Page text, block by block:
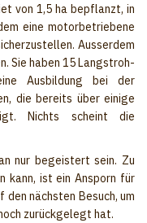
von 1,5 ha bepflanzt, in
eine motorbetriebene
Ausserdem
Sie haben 15 Langstroh-
Ausbildung bei der
die bereits über einige
Nichts scheint die
nur begeistert sein. Zu
kann, ist ein Ansporn für
nächsten Besuch, um
zurückgelegt hat.